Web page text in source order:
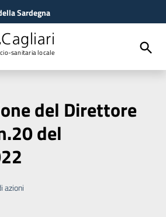
Sardegna
Cagliari
sanitaria locale
del Direttore
del
azioni